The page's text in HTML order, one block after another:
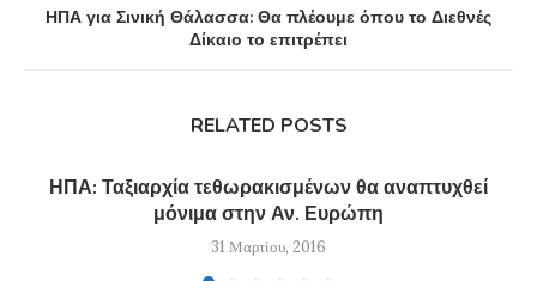
ΗΠΑ για Σινική Θάλασσα: Θα πλέουμε όπου το Διεθνές
Δίκαιο το επιτρέπει
RELATED POSTS
ΗΠΑ: Ταξιαρχία τεθωρακισμένων θα αναπτυχθεί
μόνιμα στην Αν. Ευρώπη
31 Μαρτίου, 2016